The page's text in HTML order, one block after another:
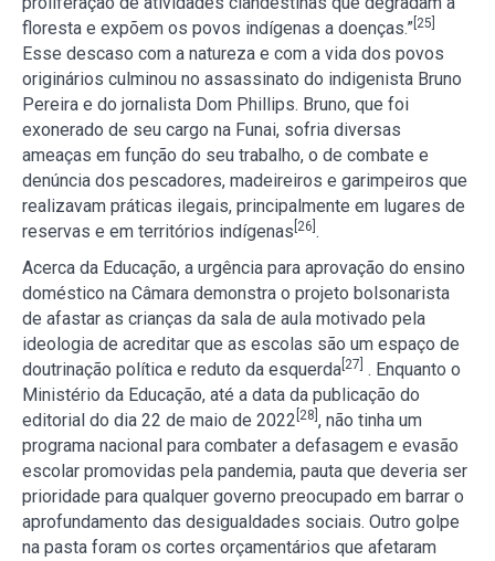
floresta e expõem os povos indígenas a doenças.” [25]
Esse descaso com a natureza e com a vida dos povos
originários culminou no assassinato do indigenista Bruno
Pereira e do jornalista Dom Phillips. Bruno, que foi
exonerado de seu cargo na Funai, sofria diversas
ameaças em função do seu trabalho, o de combate e
denúncia dos pescadores, madeireiros e garimpeiros que
realizavam práticas ilegais, principalmente em lugares de
reservas e em territórios indígenas [26] .
Acerca da Educação, a urgência para aprovação do ensino
doméstico na Câmara demonstra o projeto bolsonarista
de afastar as crianças da sala de aula motivado pela
ideologia de acreditar que as escolas são um espaço de
doutrinação política e reduto da esquerda [27] . Enquanto o
Ministério da Educação, até a data da publicação do
editorial do dia 22 de maio de 2022 [28] , não tinha um
programa nacional para combater a defasagem e evasão
escolar promovidas pela pandemia, pauta que deveria ser
prioridade para qualquer governo preocupado em barrar o
aprofundamento das desigualdades sociais. Outro golpe
na pasta foram os cortes orçamentários que afetaram